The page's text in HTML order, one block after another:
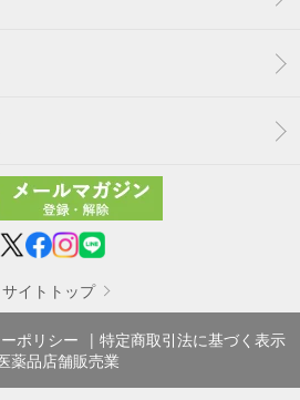
サイトトップ
ポリシー
特定商取引法に基づく表示
薬品店舗販売業